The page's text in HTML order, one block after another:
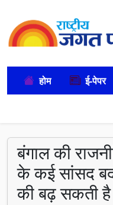
होम ई-पेपर
बंगाल की
के कई सांसद
की बढ़ सकती